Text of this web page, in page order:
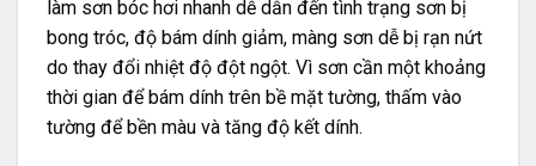
làm sơn bóc hơi nhanh dễ dẫn đến tình trạng sơn bị
bong tróc, độ bám dính giảm, màng sơn dễ bị rạn nứt
do thay đổi nhiệt độ đột ngột. Vì sơn cần một khoảng
thời gian để bám dính trên bề mặt tường, thấm vào
tường để bền màu và tăng độ kết dính.